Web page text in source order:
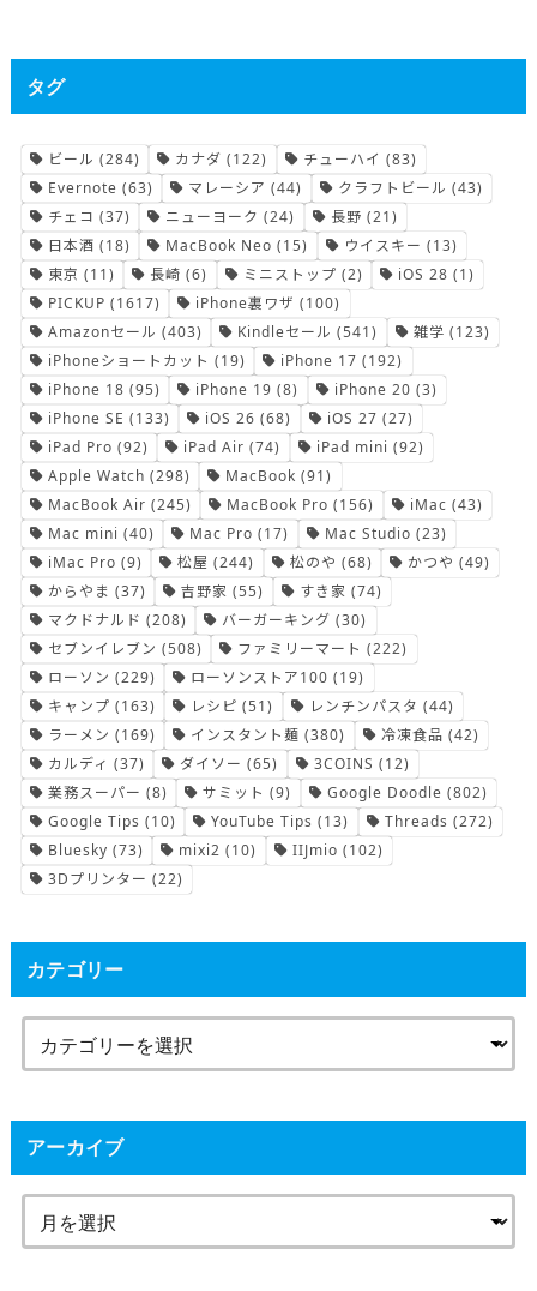
タグ
ビール (284) カナダ (122) チューハイ (83)
Evernote (63) マレーシア (44) クラフトビール (43)
チェコ (37) ニューヨーク (24) 長野 (21)
日本酒 (18) MacBook Neo (15) ウイスキー (13)
東京 (11) 長崎 (6) ミニストップ (2) iOS 28 (1)
PICKUP (1617) iPhone裏ワザ (100)
Amazonセール (403) Kindleセール (541) 雑学 (123)
iPhoneショートカット (19) iPhone 17 (192)
iPhone 18 (95) iPhone 19 (8) iPhone 20 (3)
iPhone SE (133) iOS 26 (68) iOS 27 (27)
iPad Pro (92) iPad Air (74) iPad mini (92)
Apple Watch (298) MacBook (91)
MacBook Air (245) MacBook Pro (156) iMac (43)
Mac mini (40) Mac Pro (17) Mac Studio (23)
iMac Pro (9) 松屋 (244) 松のや (68) かつや (49)
からやま (37) 吉野家 (55) すき家 (74)
マクドナルド (208) バーガーキング (30)
セブンイレブン (508) ファミリーマート (222)
ローソン (229) ローソンストア100 (19)
キャンプ (163) レシピ (51) レンチンパスタ (44)
ラーメン (169) インスタント麺 (380) 冷凍食品 (42)
カルディ (37) ダイソー (65) 3COINS (12)
業務スーパー (8) サミット (9) Google Doodle (802)
Google Tips (10) YouTube Tips (13) Threads (272)
Bluesky (73) mixi2 (10) IIJmio (102)
3Dプリンター (22)
カテゴリー
アーカイブ